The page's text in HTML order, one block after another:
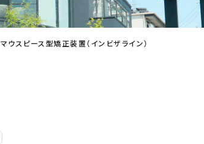
マウスピース型矯正装置（インビザライン）